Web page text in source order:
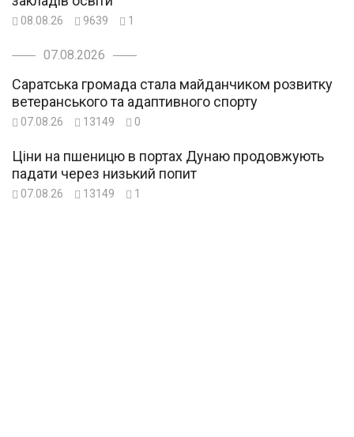
08.08.26 9639 1
07.08.2026
Саратська громада стала майданчиком розвитку
ветеранського та адаптивного спорту
07.08.26 13149 0
Ціни на пшеницю в портах Дунаю продовжують
падати через низький попит
07.08.26 13149 1